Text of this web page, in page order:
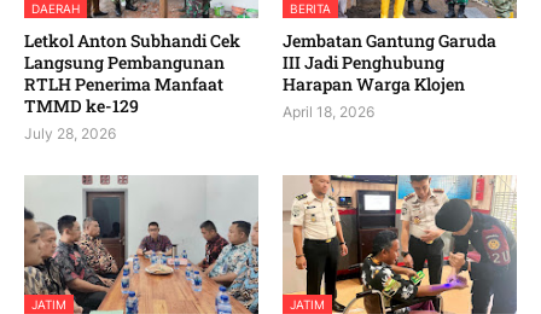
DAERAH
Letkol Anton Subhandi Cek
Langsung Pembangunan
RTLH Penerima Manfaat
TMMD ke-129
July 28, 2026
BERITA
Jembatan Gantung Garuda
III Jadi Penghubung
Harapan Warga Klojen
April 18, 2026
JATIM JATIM